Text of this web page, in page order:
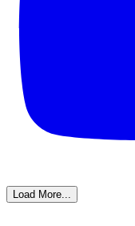
Load More...